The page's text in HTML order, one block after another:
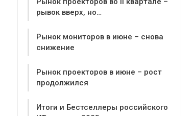
рывок вверх, но…
Рынок мониторов в июне – снова
снижение
Рынок проекторов в июне – рост
продолжился
Итоги и Бестселлеры российского